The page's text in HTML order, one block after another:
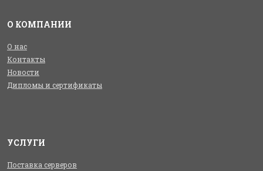
О КОМПАНИИ
О нас
Контакты
Новости
Дипломы и сертификаты
УСЛУГИ
Поставка серверов